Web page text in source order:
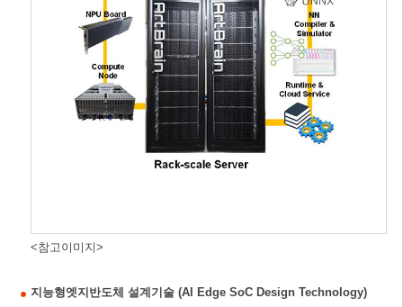
<참고이미지>
지능형엣지반도체 설계기술 (AI Edge SoC Design Technology)